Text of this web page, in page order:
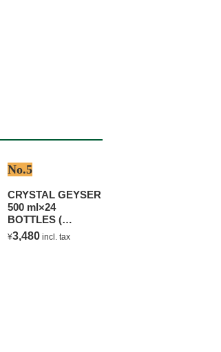
No.5
CRYSTAL GEYSER
500 ml×24
BOTTLES (
NATURAL
MINERAL WATER )
¥3,480 incl. tax